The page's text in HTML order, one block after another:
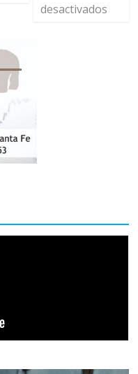
desactivados